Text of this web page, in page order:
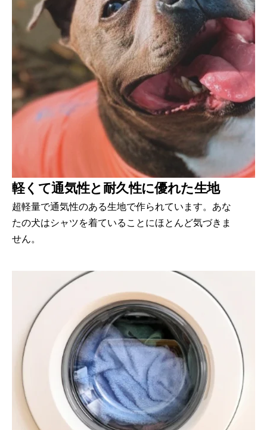
軽くて通気性と耐久性に優れた生地
超軽量で通気性のある生地で作られています。あな
たの犬はシャツを着ていることにほとんど気づきま
せん。